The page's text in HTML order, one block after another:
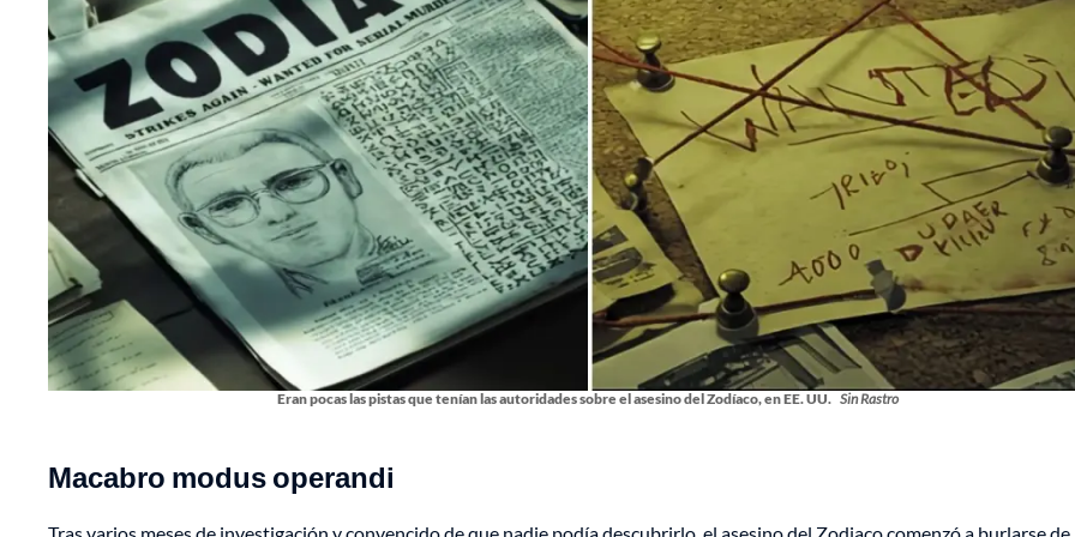
Eran pocas las pistas que tenían las autoridades sobre el asesino del Zodíaco, en EE. UU. Sin Rastro
Macabro modus operandi